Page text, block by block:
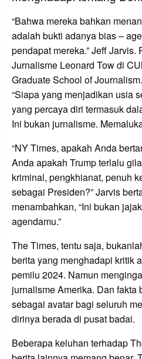
“Bahwa mereka bahkan
adalah bukti adanya bias –
pendapat mereka.” Jeff Jarvis.
Jurnalisme Leonard Tow di
Graduate School of
“Siapa yang menjadikan usia
yang percaya diri termasuk
Ini bukan jurnalisme.
“NY Times, apakah Anda
Anda apakah Trump terlalu
kriminal, pengkhianat, penuh
sebagai Presiden?” Jarvis
menambahkan, “Ini bukan
agendamu.”
The Times, tentu saja,
berita yang menghadapi kritik
pemilu 2024. Namun
jurnalisme Amerika. Dan fakta
sebagai avatar bagi seluruh
dirinya berada di pusat badai.
Beberapa keluhan terhadap